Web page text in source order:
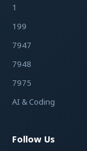
1
199
7947
7948
7975
AI & Coding
Follow Us